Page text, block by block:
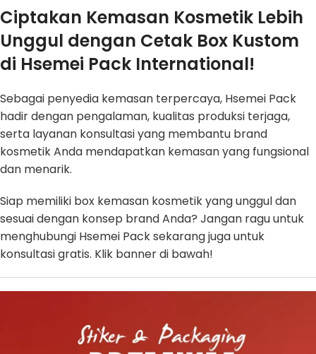
Ciptakan Kemasan Kosmetik Lebih
Unggul dengan Cetak Box Kustom
di Hsemei Pack International!
Sebagai penyedia kemasan terpercaya, Hsemei Pack
hadir dengan pengalaman, kualitas produksi terjaga,
serta layanan konsultasi yang membantu brand
kosmetik Anda mendapatkan kemasan yang fungsional
dan menarik.
Siap memiliki box kemasan kosmetik yang unggul dan
sesuai dengan konsep brand Anda? Jangan ragu untuk
menghubungi Hsemei Pack sekarang juga untuk
konsultasi gratis. Klik banner di bawah!